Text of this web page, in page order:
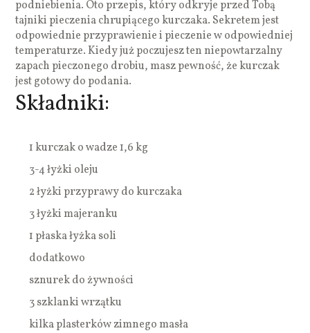
podniebienia. Oto przepis, który odkryje przed Tobą
tajniki pieczenia chrupiącego kurczaka. Sekretem jest
odpowiednie przyprawienie i pieczenie w odpowiedniej
temperaturze. Kiedy już poczujesz ten niepowtarzalny
zapach pieczonego drobiu, masz pewność, że kurczak
jest gotowy do podania.
Składniki:
1 kurczak o wadze 1,6 kg
3-4 łyżki oleju
2 łyżki przyprawy do kurczaka
3 łyżki majeranku
1 płaska łyżka soli
dodatkowo
sznurek do żywności
3 szklanki wrzątku
kilka plasterków zimnego masła